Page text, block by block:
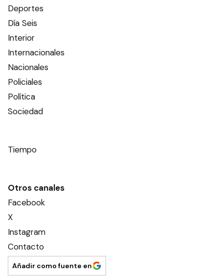
Deportes
Día Seis
Interior
Internacionales
Nacionales
Policiales
Política
Sociedad
Tiempo
Otros canales
Facebook
X
Instagram
Contacto
Añadir como fuente en